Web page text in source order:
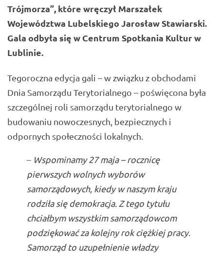
Trójmorza”, które wręczył Marszałek
Województwa Lubelskiego Jarosław Stawiarski.
Gala odbyła się w Centrum Spotkania Kultur w
Lublinie.
Tegoroczna edycja gali – w związku z obchodami
Dnia Samorządu Terytorialnego – poświęcona była
szczególnej roli samorządu terytorialnego w
budowaniu nowoczesnych, bezpiecznych i
odpornych społeczności lokalnych.
– Wspominamy 27 maja – rocznicę
pierwszych wolnych wyborów
samorządowych, kiedy w naszym kraju
rodziła się demokracja. Z tego tytułu
chciałbym wszystkim samorządowcom
podziękować za kolejny rok ciężkiej pracy.
Samorząd to uzupełnienie władzy